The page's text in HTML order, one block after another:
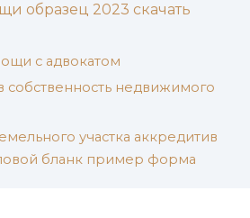
образец 2023 скачать
с адвокатом
недвижимого
участка аккредитив
бланк пример форма